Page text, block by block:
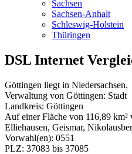
Sachsen
Sachsen-Anhalt
Schleswig-Holstein
Thüringen
DSL Internet
Göttingen liegt in Niedersachsen.
Verwaltung von Göttingen: Stadt
Landkreis: Göttingen
Auf einer Fläche von 116,89
Elliehausen, Geismar,
Vorwahl(en): 0551
PLZ: 37083 bis 37085